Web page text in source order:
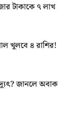
টাকাকে ৭ লাখ
খুলবে ৪ রাশির!
জানলে অবাক